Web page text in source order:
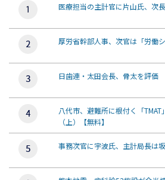
医療担当の主計官に片山氏、
厚労省幹部人事、次官は「労働
日歯連・太田会長、骨太を評
八代市、避難所に根付く「
（上）【無料】
事務次官に宇波氏、主計局長